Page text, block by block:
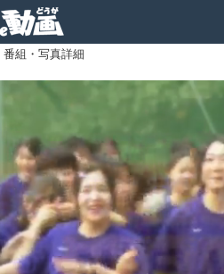
番組・写真詳細